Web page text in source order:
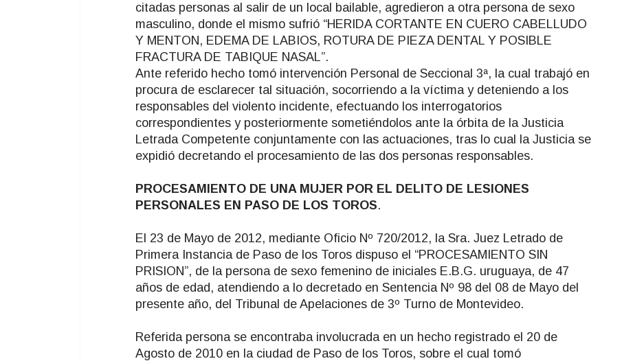
citadas personas al salir de un local bailable, agredieron a otra persona de sexo
masculino, donde el mismo sufrió “HERIDA CORTANTE EN CUERO CABELLUDO
Y MENTON, EDEMA DE LABIOS, ROTURA DE PIEZA DENTAL Y POSIBLE
FRACTURA DE TABIQUE NASAL”.
Ante referido hecho tomó intervención Personal de Seccional 3ª, la cual trabajó en
procura de esclarecer tal situación, socorriendo a la víctima y deteniendo a los
responsables del violento incidente, efectuando los interrogatorios
correspondientes y posteriormente sometiéndolos ante la órbita de la Justicia
Letrada Competente conjuntamente con las actuaciones, tras lo cual la Justicia se
expidió decretando el procesamiento de las dos personas responsables.
PROCESAMIENTO DE UNA MUJER POR EL DELITO DE LESIONES
PERSONALES EN PASO DE LOS TOROS.
El 23 de Mayo de 2012, mediante Oficio Nº 720/2012, la Sra. Juez Letrado de
Primera Instancia de Paso de los Toros dispuso el “PROCESAMIENTO SIN
PRISION”, de la persona de sexo femenino de iniciales E.B.G. uruguaya, de 47
años de edad, atendiendo a lo decretado en Sentencia Nº 98 del 08 de Mayo del
presente año, del Tribunal de Apelaciones de 3º Turno de Montevideo.
Referida persona se encontraba involucrada en un hecho registrado el 20 de
Agosto de 2010 en la ciudad de Paso de los Toros, sobre el cual tomó